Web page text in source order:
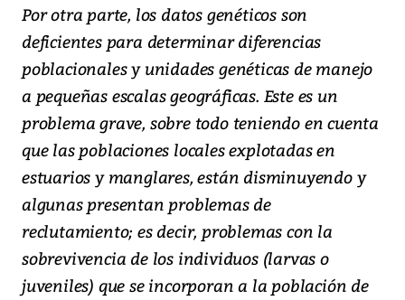
Por otra parte, los datos genéticos son
deficientes para determinar diferencias
poblacionales y unidades genéticas de manejo
a pequeñas escalas geográficas. Este es un
problema grave, sobre todo teniendo en cuenta
que las poblaciones locales explotadas en
estuarios y manglares, están disminuyendo y
algunas presentan problemas de
reclutamiento; es decir, problemas con la
sobrevivencia de los individuos (larvas o
juveniles) que se incorporan a la población de